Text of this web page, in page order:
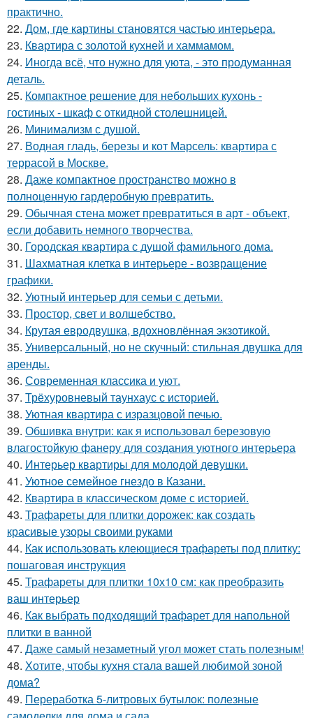
практично.
22. Дом, где картины становятся частью интерьера.
23. Квартира с золотой кухней и хаммамом.
24. Иногда всё, что нужно для уюта, - это продуманная
деталь.
25. Компактное решение для небольших кухонь -
гостиных - шкаф с откидной столешницей.
26. Минимализм с душой.
27. Водная гладь, березы и кот Марсель: квартира с
террасой в Москве.
28. Даже компактное пространство можно в
полноценную гардеробную превратить.
29. Обычная стена может превратиться в арт - объект,
если добавить немного творчества.
30. Городская квартира с душой фамильного дома.
31. Шахматная клетка в интерьере - возвращение
графики.
32. Уютный интерьер для семьи с детьми.
33. Простор, свет и волшебство.
34. Крутая евродвушка, вдохновлённая экзотикой.
35. Универсальный, но не скучный: стильная двушка для
аренды.
36. Современная классика и уют.
37. Трёхуровневый таунхаус с историей.
38. Уютная квартира с изразцовой печью.
39. Обшивка внутри: как я использовал березовую
влагостойкую фанеру для создания уютного интерьера
40. Интерьер квартиры для молодой девушки.
41. Уютное семейное гнездо в Казани.
42. Квартира в классическом доме с историей.
43. Трафареты для плитки дорожек: как создать
красивые узоры своими руками
44. Как использовать клеющиеся трафареты под плитку:
пошаговая инструкция
45. Трафареты для плитки 10х10 см: как преобразить
ваш интерьер
46. Как выбрать подходящий трафарет для напольной
плитки в ванной
47. Даже самый незаметный угол может стать полезным!
48. Хотите, чтобы кухня стала вашей любимой зоной
дома?
49. Переработка 5-литровых бутылок: полезные